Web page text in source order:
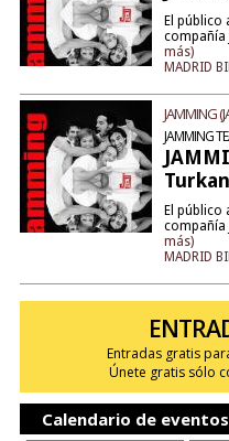
El público
compañía
más)
MADRID
JAMMING
JAMMING
El público
compañía
más)
MADRID
Entradas gratis
Únete gratis sólo
Calendario de